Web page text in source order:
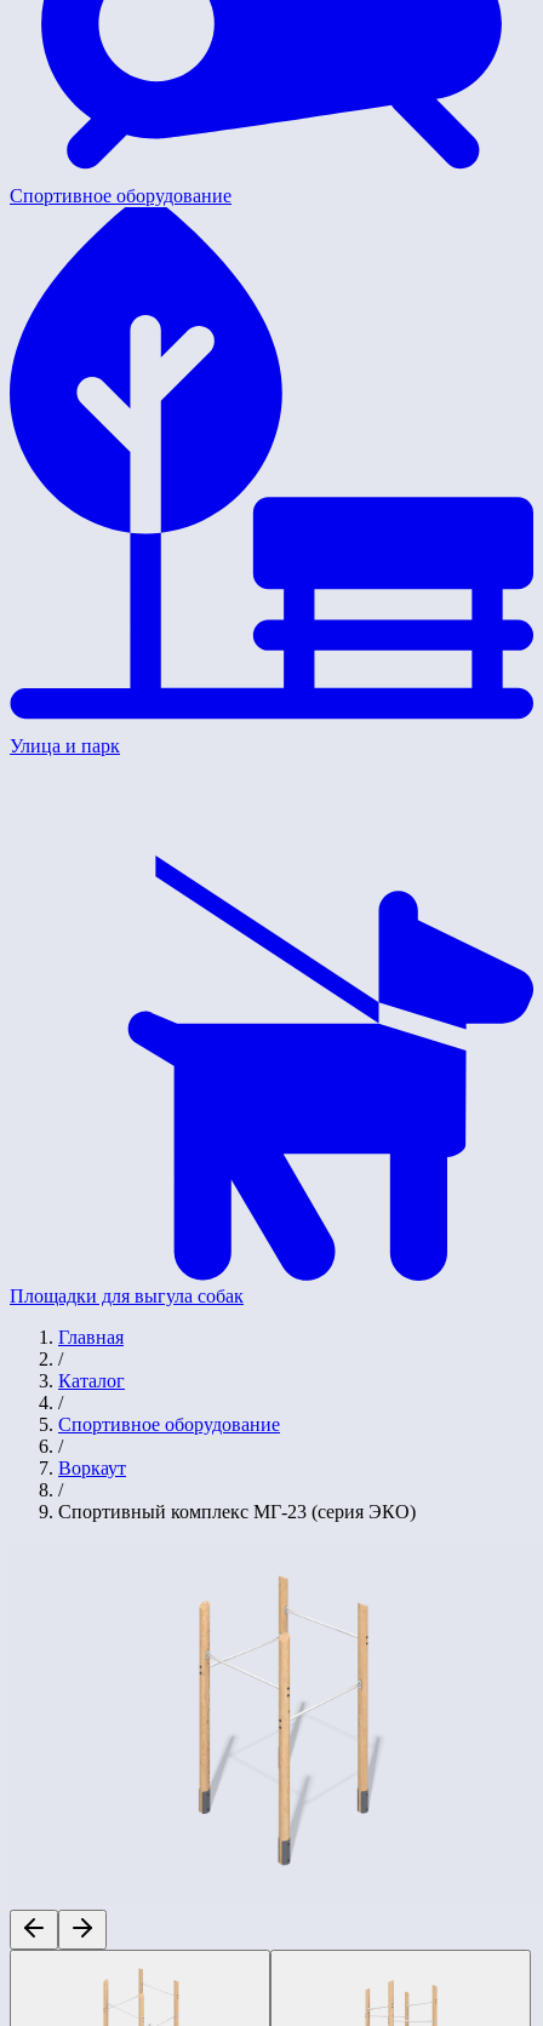
Спортивное оборудование
Улица и парк
Площадки для выгула собак
Главная
/
Каталог
/
Спортивное оборудование
/
Воркаут
/
Спортивный комплекс МГ-23 (серия ЭКО)